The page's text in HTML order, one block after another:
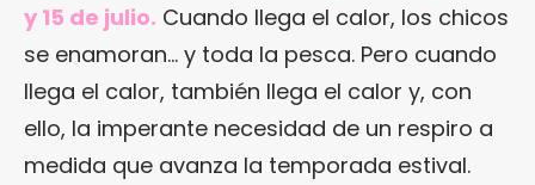
y 15 de julio. Cuando llega el calor, los chicos
se enamoran… y toda la pesca. Pero cuando
llega el calor, también llega el calor y, con
ello, la imperante necesidad de un respiro a
medida que avanza la temporada estival.